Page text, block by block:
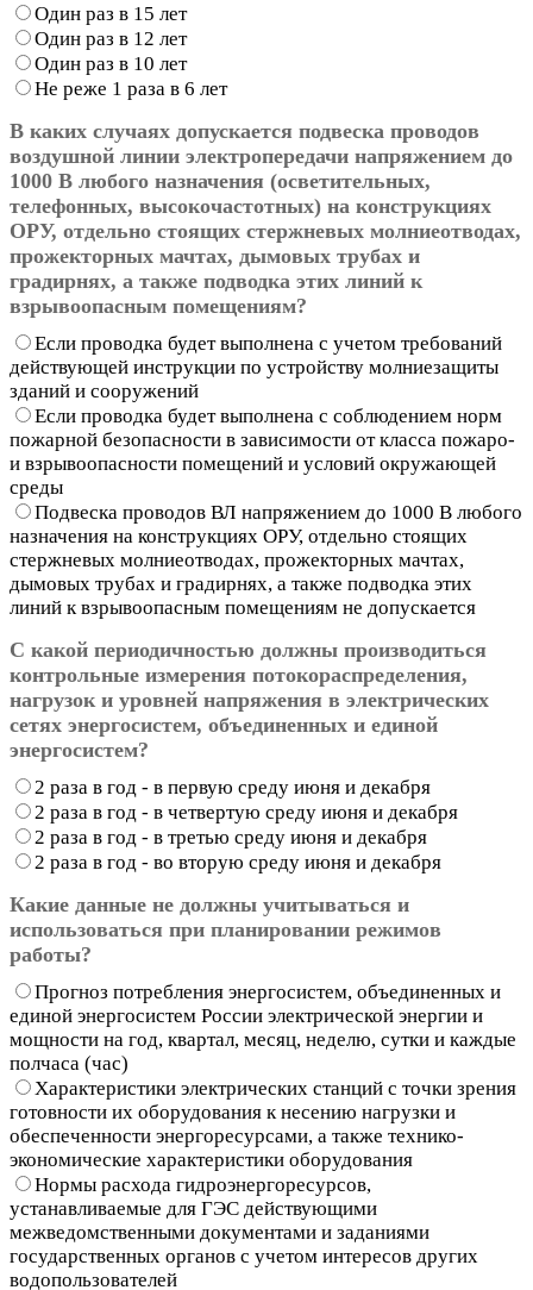
Один раз в 15 лет
Один раз в 12 лет
Один раз в 10 лет
Не реже 1 раза в 6 лет
В каких случаях допускается подвеска проводов
воздушной линии электропередачи напряжением до
1000 В любого назначения (осветительных,
телефонных, высокочастотных) на конструкциях
ОРУ, отдельно стоящих стержневых молниеотводах,
прожекторных мачтах, дымовых трубах и
градирнях, а также подводка этих линий к
взрывоопасным помещениям?
Если проводка будет выполнена с учетом требований
действующей инструкции по устройству молниезащиты
зданий и сооружений
Если проводка будет выполнена с соблюдением норм
пожарной безопасности в зависимости от класса пожаро-
и взрывоопасности помещений и условий окружающей
среды
Подвеска проводов ВЛ напряжением до 1000 В любого
назначения на конструкциях ОРУ, отдельно стоящих
стержневых молниеотводах, прожекторных мачтах,
дымовых трубах и градирнях, а также подводка этих
линий к взрывоопасным помещениям не допускается
С какой периодичностью должны производиться
контрольные измерения потокораспределения,
нагрузок и уровней напряжения в электрических
сетях энергосистем, объединенных и единой
энергосистем?
2 раза в год - в первую среду июня и декабря
2 раза в год - в четвертую среду июня и декабря
2 раза в год - в третью среду июня и декабря
2 раза в год - во вторую среду июня и декабря
Какие данные не должны учитываться и
использоваться при планировании режимов
работы?
Прогноз потребления энергосистем, объединенных и
единой энергосистем России электрической энергии и
мощности на год, квартал, месяц, неделю, сутки и каждые
полчаса (час)
Характеристики электрических станций с точки зрения
готовности их оборудования к несению нагрузки и
обеспеченности энергоресурсами, а также технико-
экономические характеристики оборудования
Нормы расхода гидроэнергоресурсов,
устанавливаемые для ГЭС действующими
межведомственными документами и заданиями
государственных органов с учетом интересов других
водопользователей